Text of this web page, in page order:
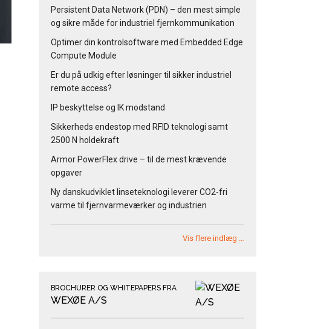
Persistent Data Network (PDN) – den mest simple
og sikre måde for industriel fjernkommunikation
Optimer din kontrolsoftware med Embedded Edge
Compute Module
Er du på udkig efter løsninger til sikker industriel
remote access?
IP beskyttelse og IK modstand
Sikkerheds endestop med RFID teknologi samt
2500 N holdekraft
Armor PowerFlex drive – til de mest krævende
opgaver
Ny danskudviklet linseteknologi leverer CO2-fri
varme til fjernvarmeværker og industrien
Vis flere indlæg …
BROCHURER OG WHITEPAPERS FRA
WEXØE A/S